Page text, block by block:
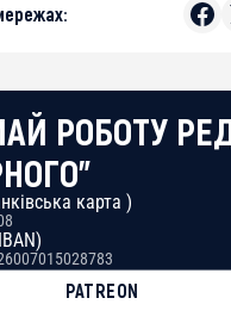
РОБОТУ
карта )
PATREON